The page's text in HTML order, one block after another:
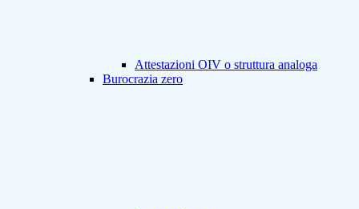
Attestazioni OIV o struttura analoga
Burocrazia zero